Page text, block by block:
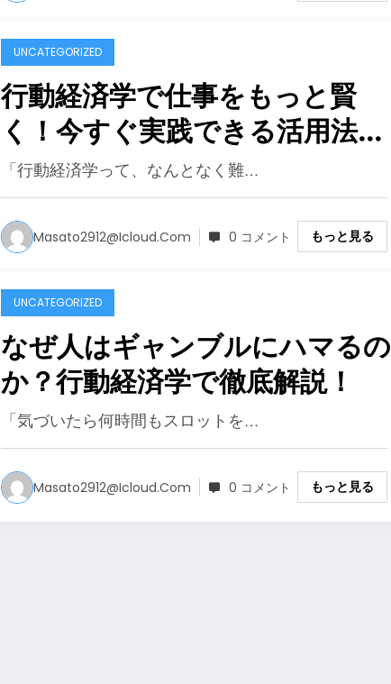
UNCATEGORIZED
行動経済学で仕事をもっと賢
く！今すぐ実践できる活用法ま
とめ
「行動経済学って、なんとなく難…
Masato2912@icloud.com 0 コメント もっと見る
UNCATEGORIZED
なぜ人はギャンブルにハマるの
か？行動経済学で徹底解説！
「気づいたら何時間もスロットを…
Masato2912@icloud.com 0 コメント もっと見る